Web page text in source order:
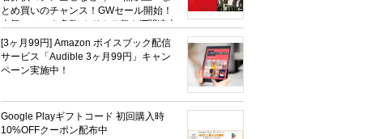
とめ買いのチャンス！GWセール開始！
人気コミック多数 カドカワ祭やIT関連本
がセールに！
[3ヶ月99円] Amazon ボイスブック配信
サービス「Audible 3ヶ月99円」キャン
ペーン実施中！
Google Playギフトコード 初回購入時
10%OFFクーポン配布中